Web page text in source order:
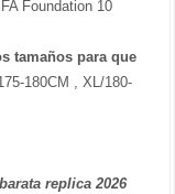
Foundation 10
tamaños para que
180CM , XL/180-
replica 2026